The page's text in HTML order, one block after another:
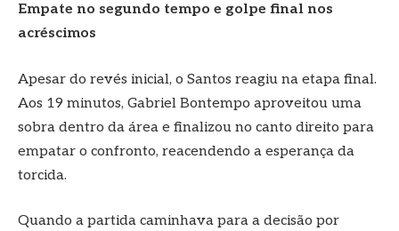
Empate no segundo tempo e golpe final nos
acréscimos
Apesar do revés inicial, o Santos reagiu na etapa final.
Aos 19 minutos, Gabriel Bontempo aproveitou uma
sobra dentro da área e finalizou no canto direito para
empatar o confronto, reacendendo a esperança da
torcida.
Quando a partida caminhava para a decisão por